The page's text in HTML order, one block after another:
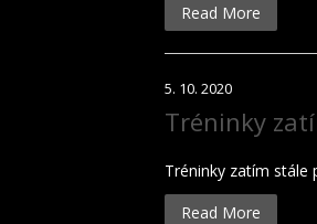
Read More
5. 10. 2020
Tréninky
Tréninky zatím stále
Read More